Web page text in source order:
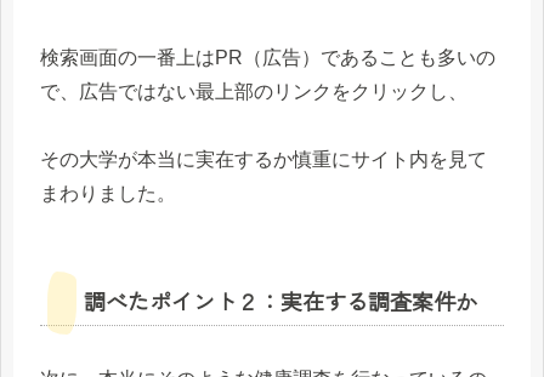
検索画面の一番上はPR（広告）であることも多いの
で、広告ではない最上部のリンクをクリックし、
その大学が本当に実在するか慎重にサイト内を見て
まわりました。
調べたポイント２：実在する調査案件か